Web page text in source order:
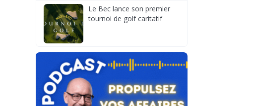
Le Bec lance son premier
tournoi de golf caritatif